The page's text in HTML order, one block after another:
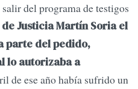
del programa de testigos
Justicia Martín Soria el
parte del pedido,
lo autorizaba a
de ese año había sufrido un